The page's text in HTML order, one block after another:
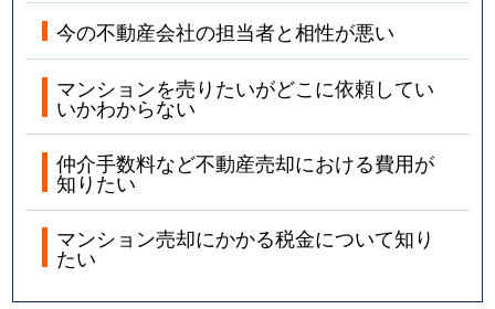
今の不動産会社の担当者と相性が悪い
マンションを売りたいがどこに依頼してい
いかわからない
仲介手数料など不動産売却における費用が
知りたい
マンション売却にかかる税金について知り
たい